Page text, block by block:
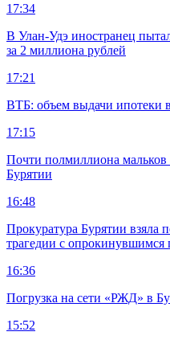
17:34
В Улан-Удэ иностранец
за 2 миллиона рублей
17:21
ВТБ: объем выдачи ипотеки
17:15
Почти полмиллиона мальков
Бурятии
16:48
Прокуратура Бурятии взяла
трагедии с опрокинувшимся
16:36
Погрузка на сети «РЖД» в
15:52